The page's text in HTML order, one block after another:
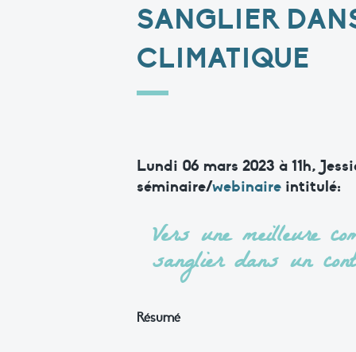
SANGLIER
CLIMATIQUE
Lundi 06 mars 2023 à 11h,
séminaire/webinaire intitulé:
Vers une meilleure
sanglier dans un
Résumé